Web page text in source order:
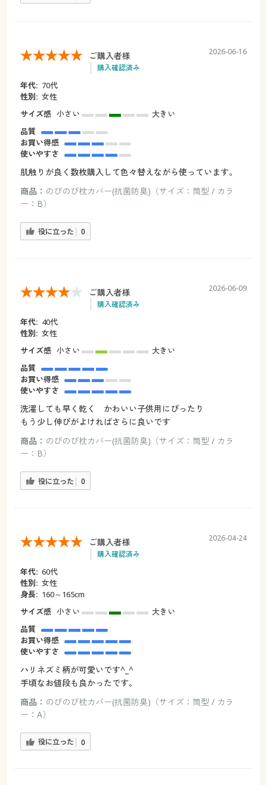
ご購入者様
購入確認済み
2026-06-16
年代: 70代
性別: 女性
サイズ感 小さい
大きい
品質
お買い得感
使いやすさ
肌触りが良く数枚購入して色々替えながら使っています。
商品： のびのび枕カバー(抗菌防臭)（サイズ：筒型 / カラ
ー：B）
役に立った 0
ご購入者様
購入確認済み
2026-06-09
年代: 40代
性別: 女性
サイズ感 小さい
大きい
品質
お買い得感
使いやすさ
洗濯しても早く乾く かわいい子供用にぴったり
もう少し伸びがよければさらに良いです
商品： のびのび枕カバー(抗菌防臭)（サイズ：筒型 / カラ
ー：B）
役に立った 0
ご購入者様
購入確認済み
2026-04-24
年代: 60代
性別: 女性
身長: 160～165cm
サイズ感 小さい
大きい
品質
お買い得感
使いやすさ
ハリネズミ柄が可愛いです^_^
手頃なお値段も良かったです。
商品： のびのび枕カバー(抗菌防臭)（サイズ：筒型 / カラ
ー：A）
役に立った 0